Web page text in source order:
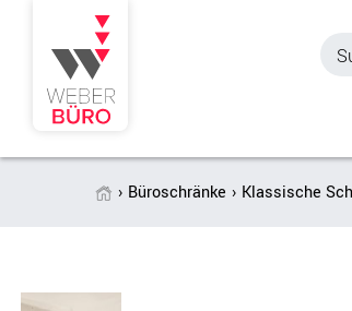
Raum in Raum-Systeme
Büroschränke Klassische